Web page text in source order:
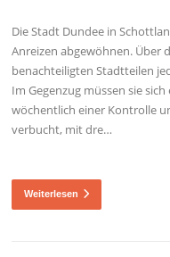
Die Stadt Dundee in
Anreizen abgewöhnen. Über
benachteiligten Stadtteilen
Im Gegenzug müssen sie
wöchentlich einer Kontrolle
verbucht, mit dre…
Weiterlesen